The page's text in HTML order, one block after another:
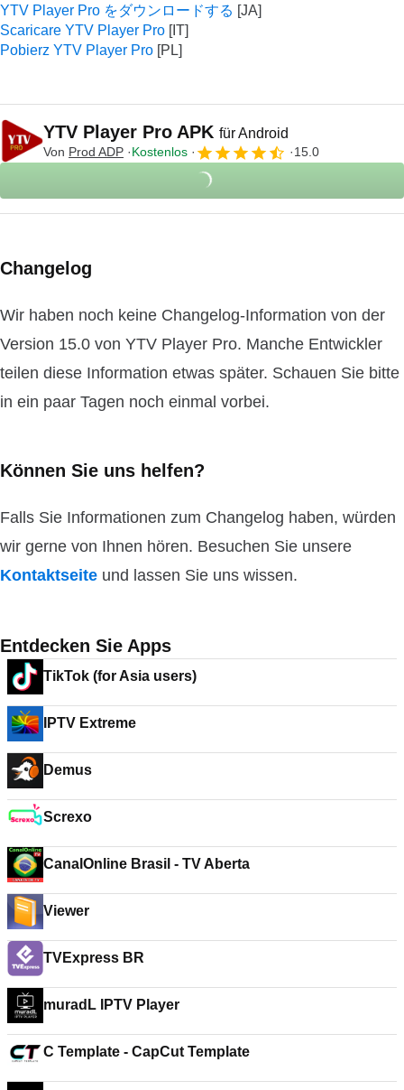
YTV Player Pro をダウンロードする
Scaricare YTV Player Pro
Pobierz YTV Player Pro
YTV Player Pro APK für Android
Von Prod ADP Kostenlos 15.0
Changelog
Wir haben noch keine Changelog-Information von der
Version 15.0 von YTV Player Pro. Manche Entwickler
teilen diese Information etwas später. Schauen Sie bitte
in ein paar Tagen noch einmal vorbei.
Können Sie uns helfen?
Falls Sie Informationen zum Changelog haben, würden
wir gerne von Ihnen hören. Besuchen Sie unsere
Kontaktseite und lassen Sie uns wissen.
Entdecken Sie Apps
TikTok (for Asia users)
IPTV Extreme
Demus
Screxo
CanalOnline Brasil - TV Aberta
Viewer
TVExpress BR
muradL IPTV Player
C Template - CapCut Template